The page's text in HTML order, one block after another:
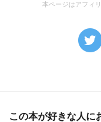
本ページはアフィ
この本が好きな人に